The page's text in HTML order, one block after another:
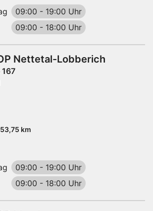
09:00 - 19:00 Uhr
09:00 - 18:00 Uhr
Nettetal-Lobberich
km
09:00 - 19:00 Uhr
09:00 - 18:00 Uhr